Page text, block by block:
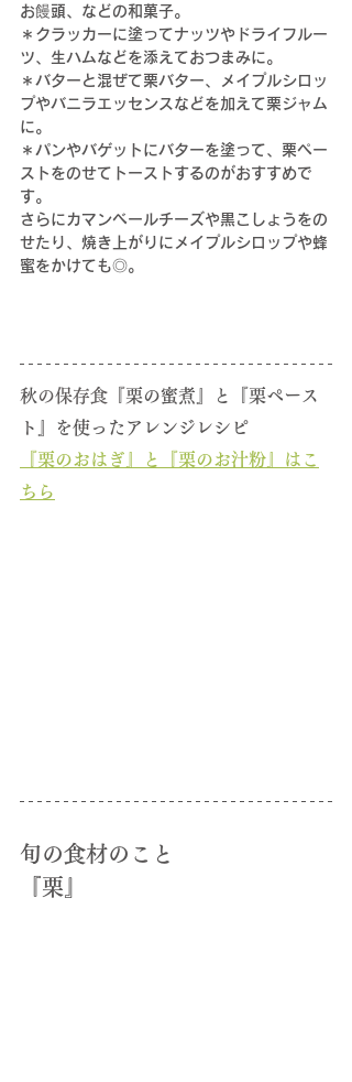
お饅頭、などの和菓子。
＊クラッカーに塗ってナッツやドライフルー
ツ、生ハムなどを添えておつまみに。
＊バターと混ぜて栗バター、メイプルシロッ
プやバニラエッセンスなどを加えて栗ジャム
に。
＊パンやバゲットにバターを塗って、栗ペー
ストをのせてトーストするのがおすすめで
す。
さらにカマンベールチーズや黒こしょうをの
せたり、焼き上がりにメイプルシロップや蜂
蜜をかけても◎。
秋の保存食 『栗の蜜煮』と『栗ペース
ト』を使ったアレンジレシピ
『栗のおはぎ』と『栗のお汁粉』はこ
ちら
旬の食材のこと
『栗』